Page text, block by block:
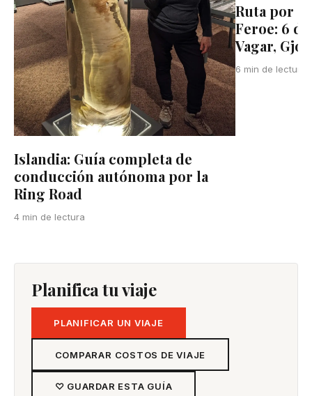
Islandia: Guía completa de
conducción autónoma por la
Ring Road
4 min de lectura
Ruta por
Feroe: 6
Vagar,
6 min de lectura
Planifica tu viaje
PLANIFICAR UN VIAJE
COMPARAR COSTOS DE VIAJE
♡ GUARDAR ESTA GUÍA